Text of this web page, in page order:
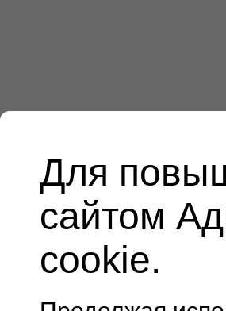
Для
сайтом
cookie.